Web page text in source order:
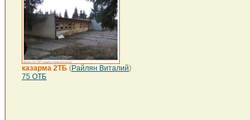
казарма 2ТБ (Райлян Виталий)
75 ОТБ